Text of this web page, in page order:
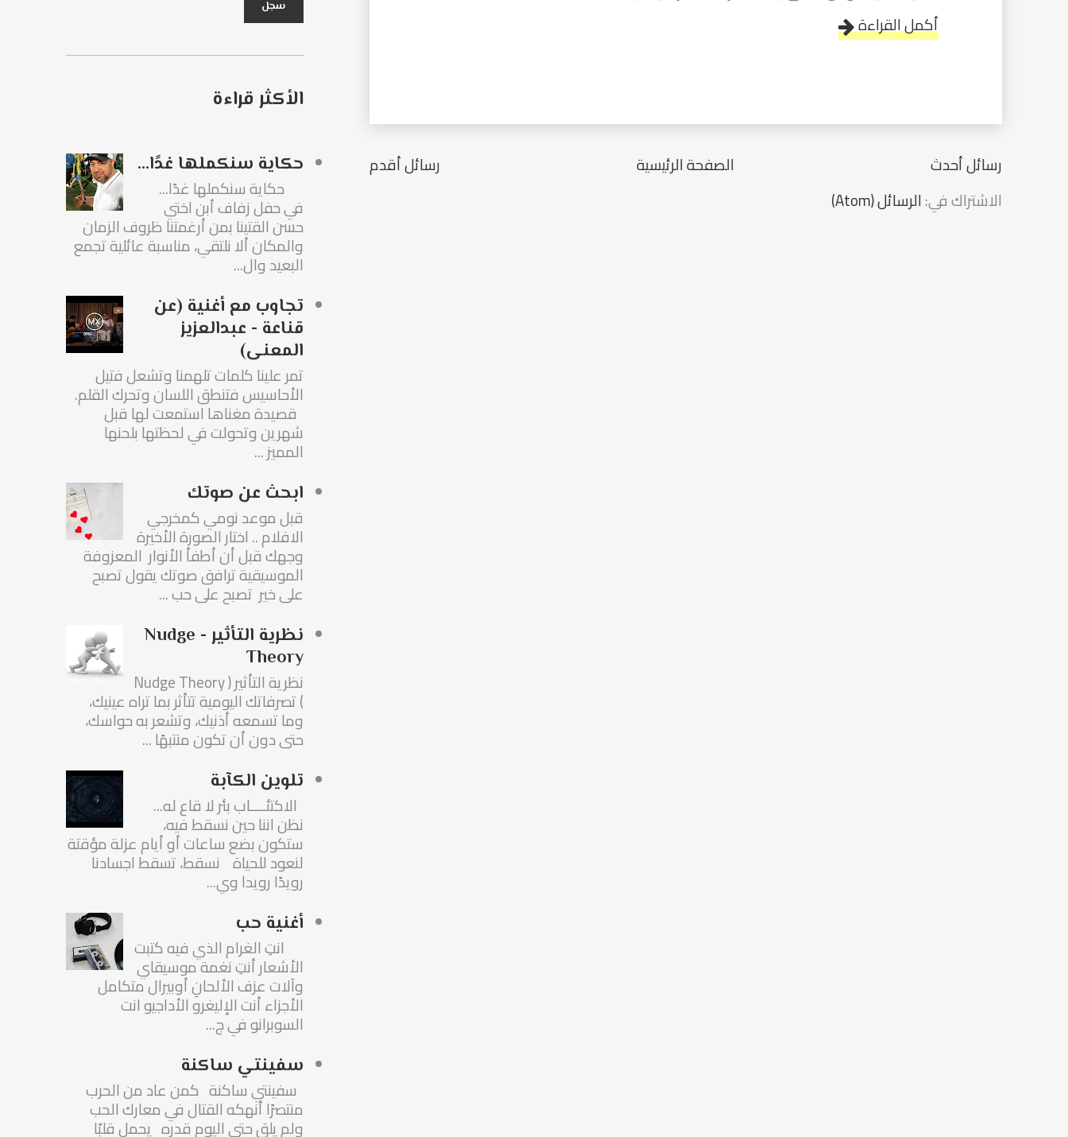
الأكثر قراءة
حكاية سنكملها غدًا...
حكاية سنكملها غدًا...
في حفل زفاف أبن اختي
حسن القتينا بمن أرغمتنا ظروف الزمان
والمكان ألا نلتقي، مناسبة عائلية تجمع
البعيد وال...
تجاوب مع أغنية (عن
قناعة - عبدالعزيز
المعنى)
تمر علينا كلمات تلهمنا وتشعل فتيل
الأحاسيس فتنطق اللسان وتحرك القلم.
قصيدة مغناها استمعت لها قبل
شهرين وتحولت في لحظتها بلحنها
المميز ...
ابحث عن صوتك
قبل موعد نومي كمخرجي
الافلام .. اختار الصورة الأخيرة
وجهك قبل أن أطفأ الأنوار المعزوفة
الموسيقية ترافق صوتك يقول تصبح
على خير تصبح على حب ...
نظرية التأثير - Nudge
Theory
نظرية التأثير ( Nudge Theory
) تصرفاتك اليومية تتأثر بما تراه عينيك،
وما تسمعه أذنيك، وتشعر به حواسك،
حتى دون أن تكون منتبهًا ...
تلوين الكآبة
الاكتئــــاب بئر لا قاع له...
نظن اننا حين نسقط فيه،
ستكون بضع ساعات أو أيام عزلة مؤقتة
لنعود للحياة نسقط، تسقط اجسادنا
رويدًا رويدا وي...
أغنية حب
انتِ الغرام الذي فيه كتبت
الأشعار أنتِ نغمة موسيقاي
وآلات عزف الألحانِ أوبيرال متكامل
الأجزاء أنت الإليغرو الأداجيو انت
السوبرانو في ج...
سفينتي ساكنة
سفينتي ساكنة كمن عاد من الحرب
منتصرًا أنهكه القتال في معارك الحب
ولم يلق حتى اليوم قدره يحمل قلبًا
أكمل القراءة
رسائل أحدث رسائل أقدم
الصفحة الرئيسية
الاشتراك في:الرسائل (Atom)